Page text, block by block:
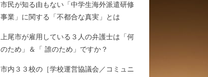
市民が知る由もない「中学生海外派遣研修
事業」に関する「不都合な真実」とは
上尾市が雇用している３人の弁護士は「何
のため」＆「 誰のため」ですか？
市内３３校の［学校運営協議会／コミュニ